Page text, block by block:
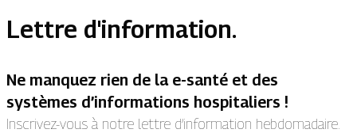
Lettre d'information.
Ne manquez rien de la e-santé et des
systèmes d’informations hospitaliers !
Inscrivez-vous à notre lettre d’information hebdomadaire.